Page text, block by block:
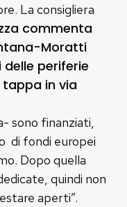
La consigliera
commenta
Moratti
periferie
in via
sono finanziati,
di fondi europei
Dopo quella
quindi non
aperti”.